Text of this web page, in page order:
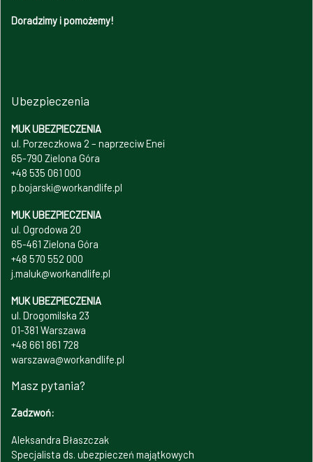
Doradzimy i pomożemy!
Ubezpieczenia
MUK UBEZPIECZENIA
ul. Porzeczkowa 2 – naprzeciw Enei
65-790 Zielona Góra
+48 535 061 000
p.bojarski@workandlife.pl
MUK UBEZPIECZENIA
ul. Ogrodowa 20
65-461 Zielona Góra
+48 570 552 000
j.maluk@workandlife.pl
MUK UBEZPIECZENIA
ul. Drogomilska 23
01-381 Warszawa
+48 661 861 728
warszawa@workandlife.pl
Masz pytania?
Zadzwoń:
Aleksandra Błaszczak
Specjalista ds. ubezpieczeń majątkowych